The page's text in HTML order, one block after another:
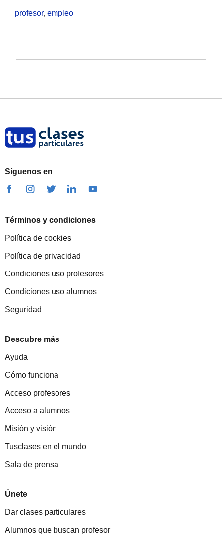
profesor, empleo
Síguenos en
Términos y condiciones
Política de cookies
Política de privacidad
Condiciones uso profesores
Condiciones uso alumnos
Seguridad
Descubre más
Ayuda
Cómo funciona
Acceso profesores
Acceso a alumnos
Misión y visión
Tusclases en el mundo
Sala de prensa
Únete
Dar clases particulares
Alumnos que buscan profesor